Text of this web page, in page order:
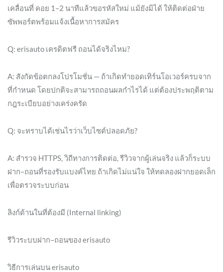
เคลื่อนที่ คอย 1–2 นาทีแล้วขอรหัสใหม่ แม้ยังมิได้ ให้ติดต่อฝ่าย
ซัพพอร์ตพร้อมแจ้งเนื้อหาการสมัคร
Q: erisauto เครดิตฟรี ถอนได้จริงไหม?
A: สังกัดข้อตกลงโปรโมชั่น — ถ้าเกิดทำยอดเทิร์นโอเวอร์ครบจาก
ที่กำหนด โดยปกติจะสามารถถอนผลกำไรได้ แต่ต้องประพฤติตาม
กฎระเบียบอย่างเคร่งครัด
Q: จะทราบได้เช่นไรว่าเว็บไซต์ปลอดภัย?
A: สำรวจ HTTPS, วิถีทางการติดต่อ, รีวิวจากผู้เล่นจริง แล้วก็ระบบ
ฝาก–ถอนที่รองรับแบงค์ไทย ถ้าเกิดไม่แน่ใจ ให้ทดลองฝากยอดเล็ก
เพื่อตรวจระบบก่อน
ลิงก์ด้านในที่ต้องมี (Internal linking)
รีวิวระบบฝาก–ถอนของ erisauto
วิธีการเล่นบน erisauto